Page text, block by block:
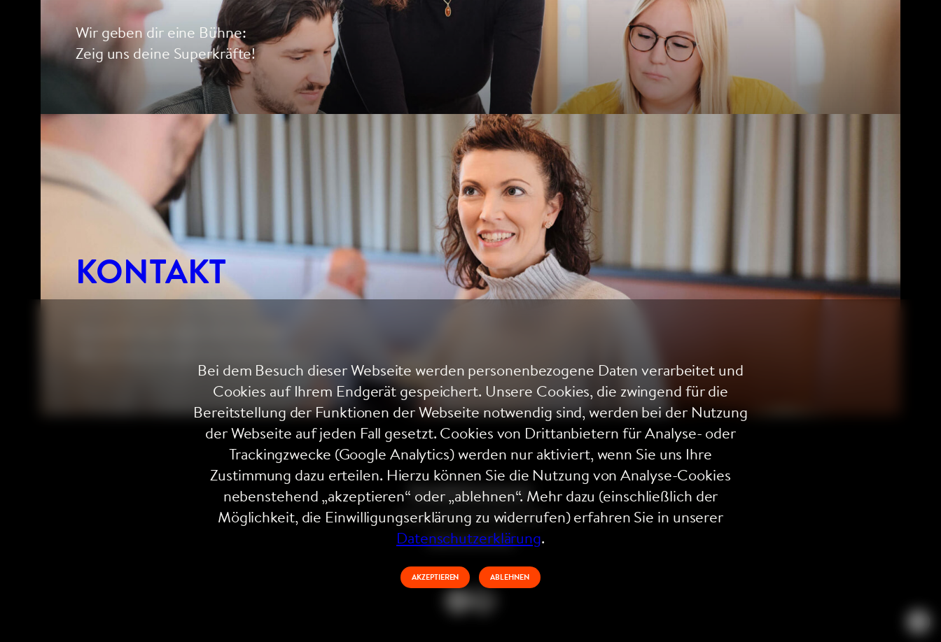
Wir geben dir eine Bühne:
Zeig uns deine Superkräfte!
KONTAKT
KontaktImpressum
© 2026 UNBOUND MEDIA GmbH
Datenschutzrichtlinie
Instagram
LinkedIn
Bei dem Besuch dieser Webseite werden personenbezogene Daten verarbeitet und
Cookies auf Ihrem Endgerät gespeichert. Unsere Cookies, die zwingend für die
Bereitstellung der Funktionen der Webseite notwendig sind, werden bei der Nutzung
der Webseite auf jeden Fall gesetzt. Cookies von Drittanbietern für Analyse- oder
Trackingzwecke (Google Analytics) werden nur aktiviert, wenn Sie uns Ihre
Zustimmung dazu erteilen. Hierzu können Sie die Nutzung von Analyse-Cookies
nebenstehend „akzeptieren“ oder „ablehnen“. Mehr dazu (einschließlich der
Möglichkeit, die Einwilligungserklärung zu widerrufen) erfahren Sie in unserer
Datenschutzerklärung.
AKZEPTIEREN ABLEHNEN